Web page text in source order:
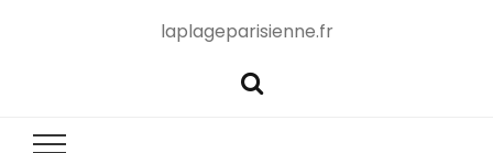
laplageparisienne.fr